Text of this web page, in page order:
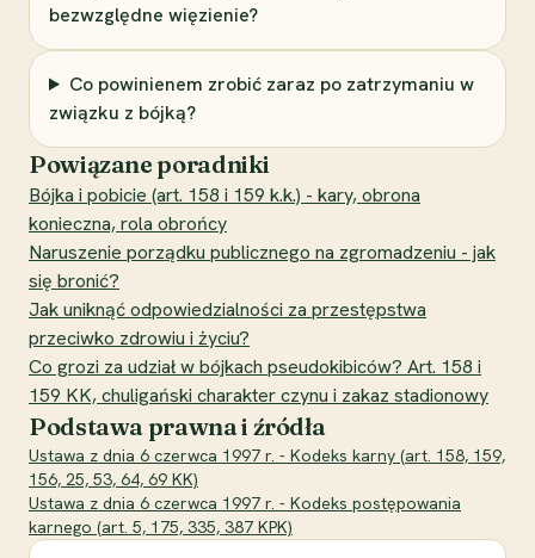
bezwzględne więzienie?
Co powinienem zrobić zaraz po zatrzymaniu w
związku z bójką?
Powiązane poradniki
Bójka i pobicie (art. 158 i 159 k.k.) - kary, obrona
konieczna, rola obrońcy
Naruszenie porządku publicznego na zgromadzeniu - jak
się bronić?
Jak uniknąć odpowiedzialności za przestępstwa
przeciwko zdrowiu i życiu?
Co grozi za udział w bójkach pseudokibiców? Art. 158 i
159 KK, chuligański charakter czynu i zakaz stadionowy
Podstawa prawna i źródła
Ustawa z dnia 6 czerwca 1997 r. - Kodeks karny (art. 158, 159,
156, 25, 53, 64, 69 KK)
Ustawa z dnia 6 czerwca 1997 r. - Kodeks postępowania
karnego (art. 5, 175, 335, 387 KPK)